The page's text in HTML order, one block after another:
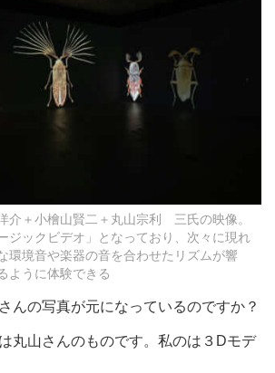
介＋小檜山賢二＋丸山宗利 三氏の映像。
ジックビデオ」となっており、次々に現れ
環境音や楽器の音を合わせたリズムが響
ように体験できる
んの写真が元になっているのですか？
丸山さんのものです。私のは３Dモデ